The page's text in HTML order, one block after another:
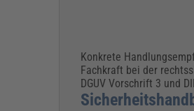
Konkrete
Fachkraft bei der
DGUV Vorschrift 3 und